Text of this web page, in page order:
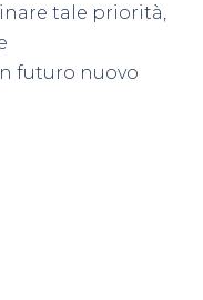
tale priorità,
futuro nuovo